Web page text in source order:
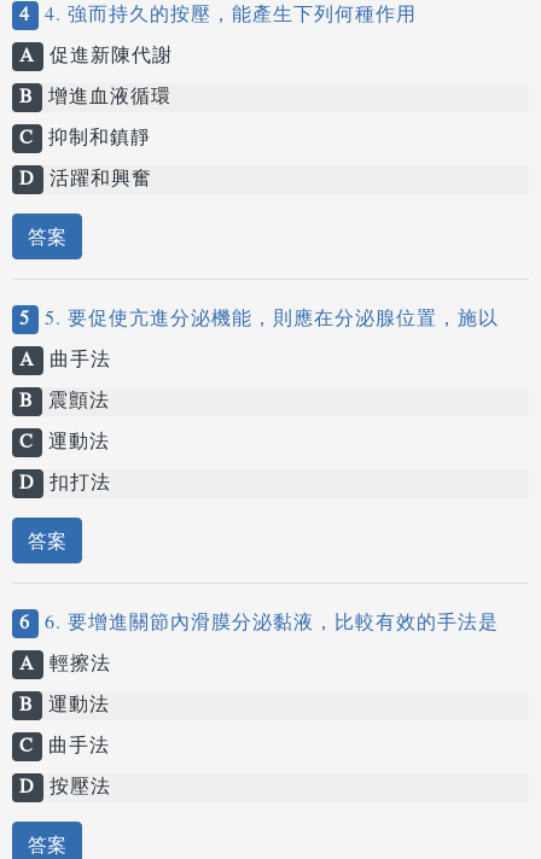
4 4. 強而持久的按壓，能產生下列何種作用
A 促進新陳代謝
B 增進血液循環
C 抑制和鎮靜
D 活躍和興奮
答案
5 5. 要促使亢進分泌機能，則應在分泌腺位置，施以
A 曲手法
B
震顫法
C 運動法
D 扣打法
答案
6 6. 要增進關節內滑膜分泌黏液，比較有效的手法是
A 輕擦法
B 運動法
C 曲手法
D 按壓法
答案